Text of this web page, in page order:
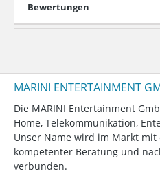
Bewertungen
MARINI ENTERTAINMENT
Die MARINI Entertainment
Home, Telekommunikation,
Unser Name wird im Markt
kompetenter Beratung und
verbunden.